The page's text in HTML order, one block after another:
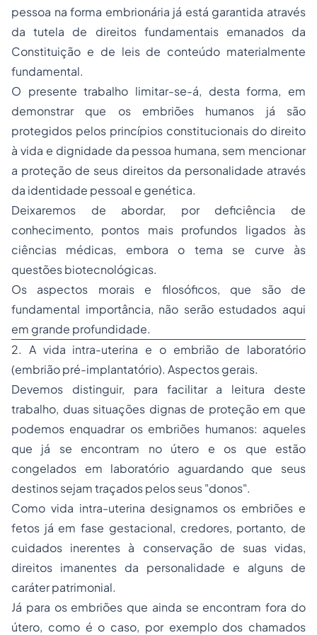
pessoa na forma embrionária já está garantida através
da tutela de direitos fundamentais emanados da
Constituição e de leis de conteúdo materialmente
fundamental.
O presente trabalho limitar-se-á, desta forma, em
demonstrar que os embriões humanos já são
protegidos pelos princípios constitucionais do direito
à vida e dignidade da pessoa humana, sem mencionar
a proteção de seus direitos da personalidade através
da identidade pessoal e genética.
Deixaremos de abordar, por deficiência de
conhecimento, pontos mais profundos ligados às
ciências médicas, embora o tema se curve às
questões biotecnológicas.
Os aspectos morais e filosóficos, que são de
fundamental importância, não serão estudados aqui
em grande profundidade.
2. A vida intra-uterina e o embrião de laboratório
(embrião pré-implantatório). Aspectos gerais.
Devemos distinguir, para facilitar a leitura deste
trabalho, duas situações dignas de proteção em que
podemos enquadrar os embriões humanos: aqueles
que já se encontram no útero e os que estão
congelados em laboratório aguardando que seus
destinos sejam traçados pelos seus "donos".
Como vida intra-uterina designamos os embriões e
fetos já em fase gestacional, credores, portanto, de
cuidados inerentes à conservação de suas vidas,
direitos imanentes da personalidade e alguns de
caráter patrimonial.
Já para os embriões que ainda se encontram fora do
útero, como é o caso, por exemplo dos chamados